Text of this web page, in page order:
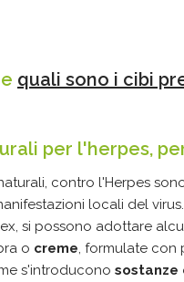
quali sono i cibi
per l'herpes,
contro l'Herpes
locali del
si possono adottare
o creme, formulate con
s'introducono sostanze